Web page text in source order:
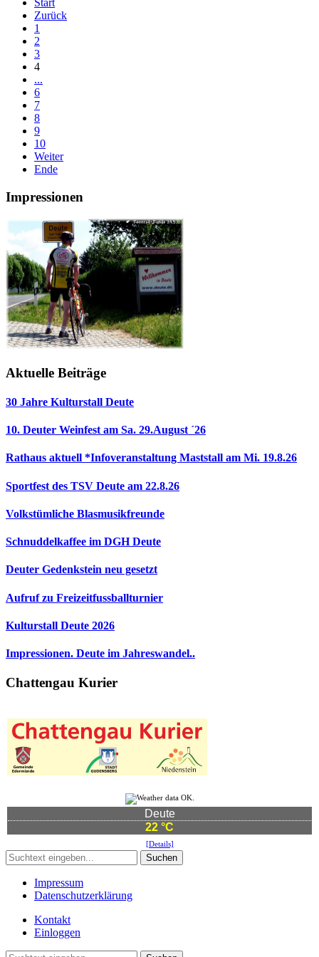
Start
Zurück
1
2
3
4
...
6
7
8
9
10
Weiter
Ende
Impressionen
Aktuelle Beiträge
30 Jahre Kulturstall Deute
10. Deuter Weinfest am Sa. 29.August ´26
Rathaus aktuell *Infoveranstaltung Maststall am Mi. 19.8.26
Sportfest des TSV Deute am 22.8.26
Volkstümliche Blasmusikfreunde
Schnuddelkaffee im DGH Deute
Deuter Gedenkstein neu gesetzt
Aufruf zu Freizeitfussballturnier
Kulturstall Deute 2026
Impressionen. Deute im Jahreswandel..
Chattengau Kurier
Deute
22 °C
[Details]
Suchen
Impressum
Datenschutzerklärung
Kontakt
Einloggen